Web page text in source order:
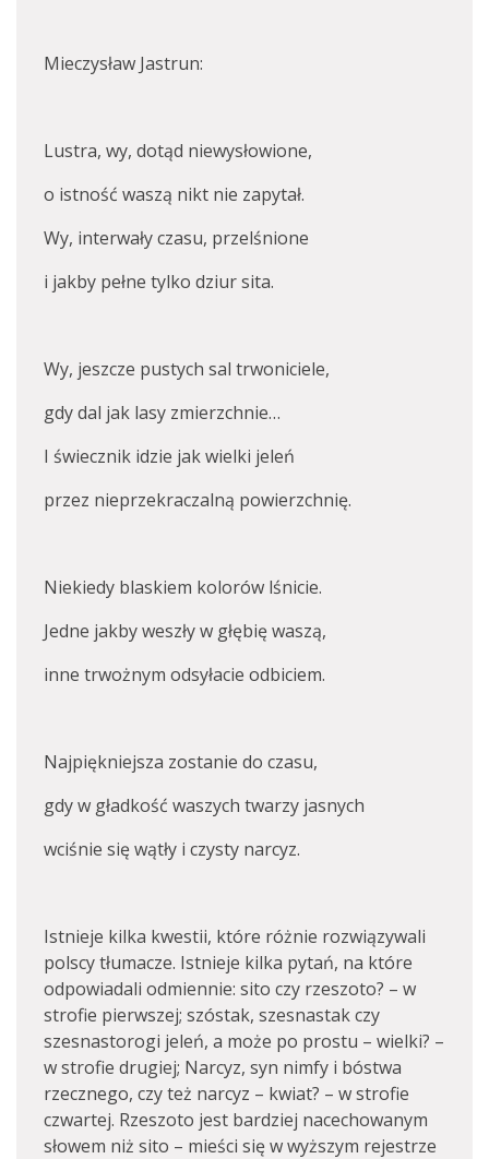
Mieczysław Jastrun:
Lustra, wy, dotąd niewysłowione,
o istność waszą nikt nie zapytał.
Wy, interwały czasu, przelśnione
i jakby pełne tylko dziur sita.
Wy, jeszcze pustych sal trwoniciele,
gdy dal jak lasy zmierzchnie…
I świecznik idzie jak wielki jeleń
przez nieprzekraczalną powierzchnię.
Niekiedy blaskiem kolorów lśnicie.
Jedne jakby weszły w głębię waszą,
inne trwożnym odsyłacie odbiciem.
Najpiękniejsza zostanie do czasu,
gdy w gładkość waszych twarzy jasnych
wciśnie się wątły i czysty narcyz.
Istnieje kilka kwestii, które różnie rozwiązywali
polscy tłumacze. Istnieje kilka pytań, na które
odpowiadali odmiennie: sito czy rzeszoto? – w
strofie pierwszej; szóstak, szesnastak czy
szesnastorogi jeleń, a może po prostu – wielki? –
w strofie drugiej; Narcyz, syn nimfy i bóstwa
rzecznego, czy też narcyz – kwiat? – w strofie
czwartej. Rzeszoto jest bardziej nacechowanym
słowem niż sito – mieści się w wyższym rejestrze